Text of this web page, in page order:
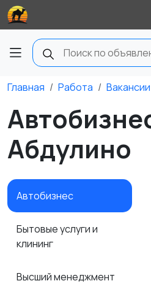
Главная Работа Вакансии
Абдулино
Автобизнес
Бытовые услуги и
клининг
Высший менеджмент